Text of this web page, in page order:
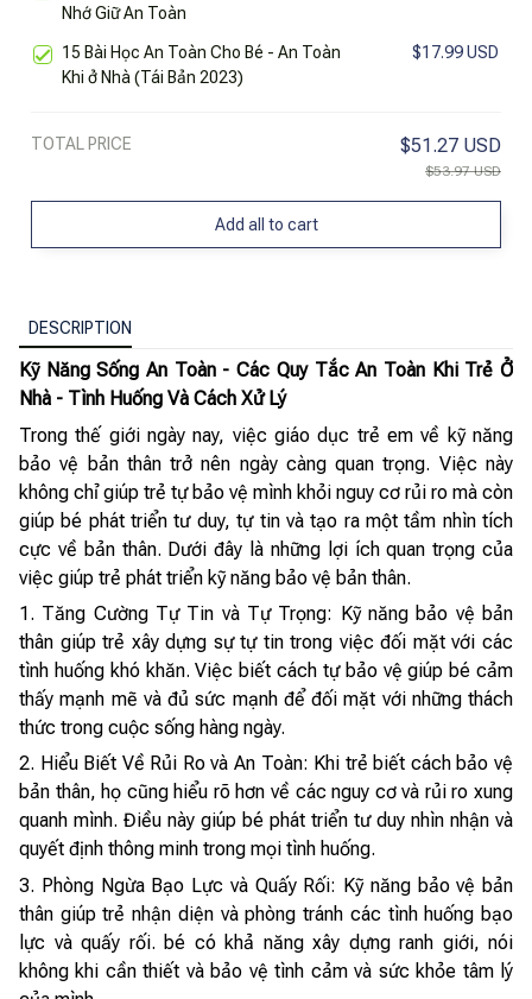
Nhớ Giữ An Toàn
15 Bài Học An Toàn Cho Bé - An Toàn
Khi ở Nhà (Tái Bản 2023)
$17.99 USD
TOTAL PRICE $51.27 USD
$53.97 USD
Add all to cart
DESCRIPTION
Kỹ Năng Sống An Toàn - Các Quy Tắc An Toàn Khi Trẻ Ở
Nhà - Tình Huống Và Cách Xử Lý
Trong thế giới ngày nay, việc giáo dục trẻ em về kỹ năng
bảo vệ bản thân trở nên ngày càng quan trọng. Việc này
không chỉ giúp trẻ tự bảo vệ mình khỏi nguy cơ rủi ro mà còn
giúp bé phát triển tư duy, tự tin và tạo ra một tầm nhìn tích
cực về bản thân. Dưới đây là những lợi ích quan trọng của
việc giúp trẻ phát triển kỹ năng bảo vệ bản thân.
1. Tăng Cường Tự Tin và Tự Trọng: Kỹ năng bảo vệ bản
thân giúp trẻ xây dựng sự tự tin trong việc đối mặt với các
tình huống khó khăn. Việc biết cách tự bảo vệ giúp bé cảm
thấy mạnh mẽ và đủ sức mạnh để đối mặt với những thách
thức trong cuộc sống hàng ngày.
2. Hiểu Biết Về Rủi Ro và An Toàn: Khi trẻ biết cách bảo vệ
bản thân, họ cũng hiểu rõ hơn về các nguy cơ và rủi ro xung
quanh mình. Điều này giúp bé phát triển tư duy nhìn nhận và
quyết định thông minh trong mọi tình huống.
3. Phòng Ngừa Bạo Lực và Quấy Rối: Kỹ năng bảo vệ bản
thân giúp trẻ nhận diện và phòng tránh các tình huống bạo
lực và quấy rối. bé có khả năng xây dựng ranh giới, nói
không khi cần thiết và bảo vệ tình cảm và sức khỏe tâm lý